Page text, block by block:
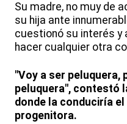
Su madre, no muy de
su hija ante
cuestionó su interés y
hacer cualquier otra
"Voy a ser peluquera,
peluquera", contestó
donde la conduciría
progenitora.